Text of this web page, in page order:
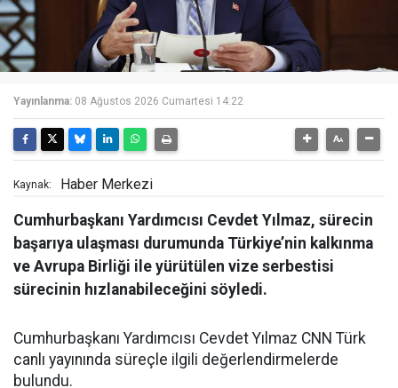
Yayınlanma: 08 Ağustos 2026 Cumartesi 14:22
Kaynak: Haber Merkezi
Cumhurbaşkanı Yardımcısı Cevdet Yılmaz, sürecin
başarıya ulaşması durumunda Türkiye’nin kalkınma
ve Avrupa Birliği ile yürütülen vize serbestisi
sürecinin hızlanabileceğini söyledi.
Cumhurbaşkanı Yardımcısı Cevdet Yılmaz CNN Türk
canlı yayınında süreçle ilgili değerlendirmelerde
bulundu.